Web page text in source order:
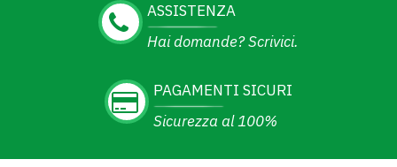
ASSISTENZA
Hai domande? Scrivici.
PAGAMENTI SICURI
Sicurezza al 100%